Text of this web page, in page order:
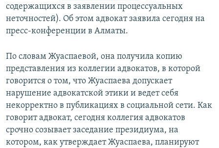
содержащихся в заявлении процессуальных
неточностей). Об этом адвокат заявила сегодня на
пресс-конференции в Алматы.
По словам Жуаспаевой, она получила копию
представления из коллегии адвокатов, в которой
говорится о том, что Жуаспаева допускает
нарушение адвокатской этики и ведет себя
некорректно в публикациях в социальной сети. Как
говорит адвокат, сегодня коллегия адвокатов
срочно созывает заседание президиума, на
котором, как утверждает Жуаспаева, планируют